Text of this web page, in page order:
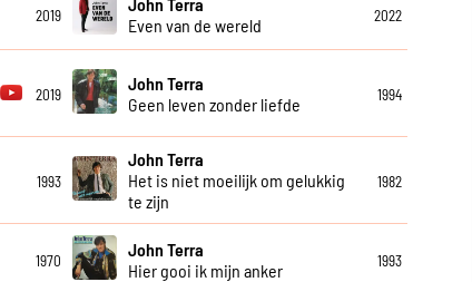
2019
Even van de wereld
2022
2019
John Terra
Geen leven zonder liefde
1994
1993
John Terra
Het is niet moeilijk om gelukkig
te zijn
1982
1970
John Terra
Hier gooi ik mijn anker
1993